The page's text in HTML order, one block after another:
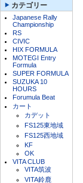
カテゴリー
Japanese Rally
Championship
RS
CIVIC
HIX FORMULA
MOTEGI Entry
Formula
SUPER FORMULA
SUZUKA 10
HOURS
Forumula Beat
カート
カデット
FS125東地域
FS125西地域
KF
OK
VITA CLUB
VITA筑波
VITA鈴鹿